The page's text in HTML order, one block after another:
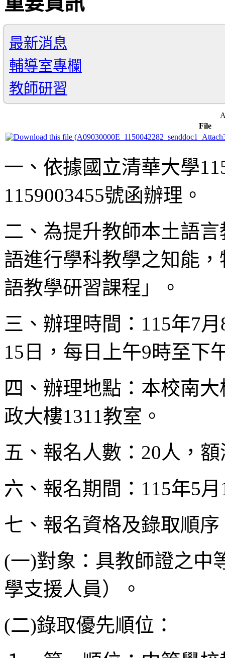
最新消息
輔導室專欄
教師研習
File
一、依據國立清華大學
1159003455號函辦理。
二、為提升教師本土語
語進行學科教學之知能
語教學研習課程」。
三、辦理時間：115年7
15日，每日上午9時至下
四、辦理地點：本校南
政大樓1311教室。
五、報名人數：20人，
六、報名期間：115年5
七、報名資格及錄取順序
(一)對象：具教師證之中
學支援人員）。
(二)錄取優先順位：